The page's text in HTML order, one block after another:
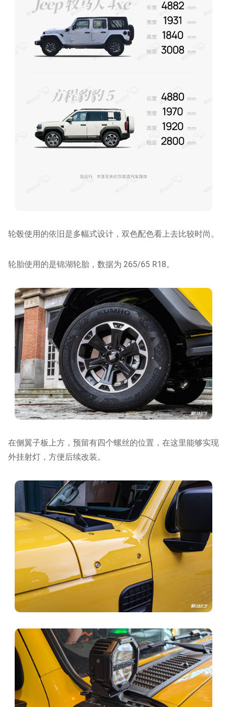
轮毂使用的依旧是多幅式设计，双色配色看上去比较时尚。
轮胎使用的是锦湖轮胎，数据为 265/65 R18。
在侧翼子板上方，预留有四个螺丝的位置，在这里能够实现
外挂射灯，方便后续改装。